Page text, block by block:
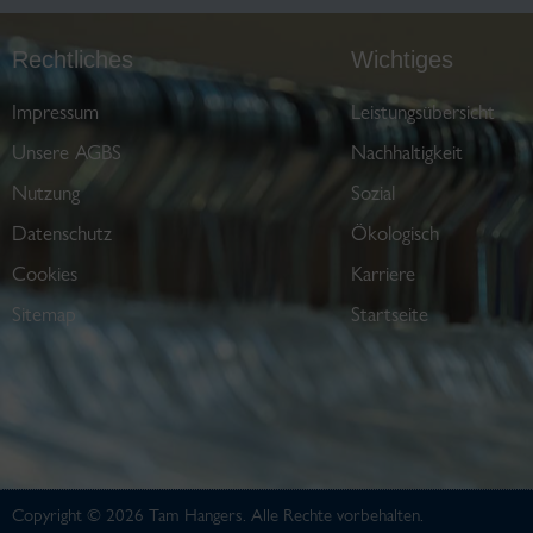
Rechtliches
Impressum
Unsere AGBS
Nutzung
Datenschutz
Cookies
Sitemap
Wichtiges
Leistungsübersicht
Nachhaltigkeit
Sozial
Ökologisch
Karriere
Startseite
Copyright © 2026 Tam Hangers. Alle Rechte vorbehalten.